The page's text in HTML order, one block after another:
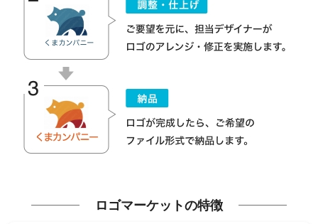
ロゴマーケットの特徴